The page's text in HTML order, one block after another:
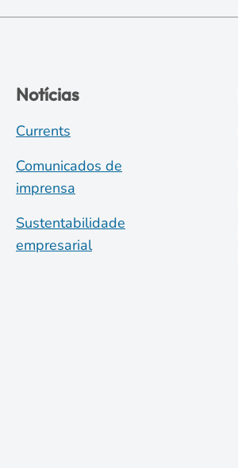
Notícias
Currents
Comunicados de
imprensa
Sustentabilidade
empresarial